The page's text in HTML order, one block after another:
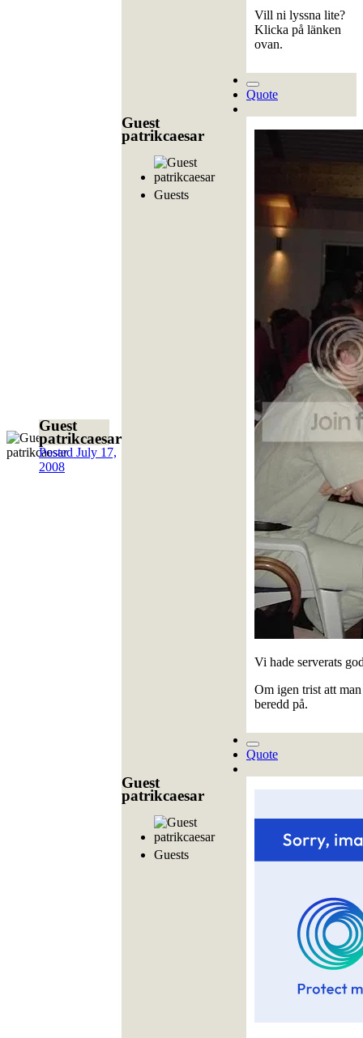
Vill ni lyssna lite?
Klicka på länken
ovan.
Quote
Guest
patrikcaesar
Posted July 17,
2008
Guest
patrikcaesar
Guests
Vi hade serverats
Om igen trist att
beredd på.
Quote
Guest
patrikcaesar
Guests